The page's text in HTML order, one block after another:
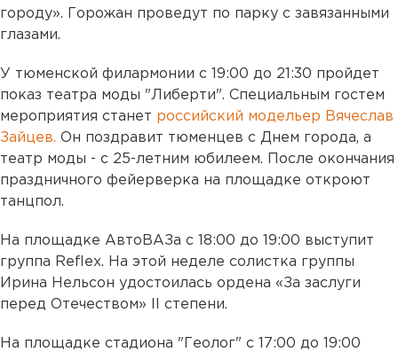
городу». Горожан проведут по парку с завязанными
глазами.
У тюменской филармонии с 19:00 до 21:30 пройдет
показ театра моды "Либерти". Специальным гостем
мероприятия станет российский модельер Вячеслав
Зайцев. Он поздравит тюменцев с Днем города, а
театр моды - с 25-летним юбилеем. После окончания
праздничного фейерверка на площадке откроют
танцпол.
На площадке АвтоВАЗа с 18:00 до 19:00 выступит
группа Reflex. На этой неделе солистка группы
Ирина Нельсон удостоилась ордена «За заслуги
перед Отечеством» II степени.
На площадке стадиона "Геолог" с 17:00 до 19:00